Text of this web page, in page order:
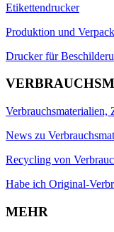
Etikettendrucker
Produktion und
Drucker für
Verbrauchsmaterialien,
News zu
Recycling von
Habe ich Original-
MEHR